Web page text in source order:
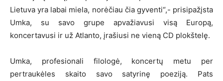
Lietuva yra labai miela, norėčiau čia gyventi“,- prisipažįsta
Umka, su savo grupe apvažiavusi visą Europą,
koncertavusi ir už Atlanto, įrašiusi ne vieną CD plokštelę.
Umka, profesionali filologė, koncertų metu per
pertraukėles skaito savo satyrinę poeziją. Pats